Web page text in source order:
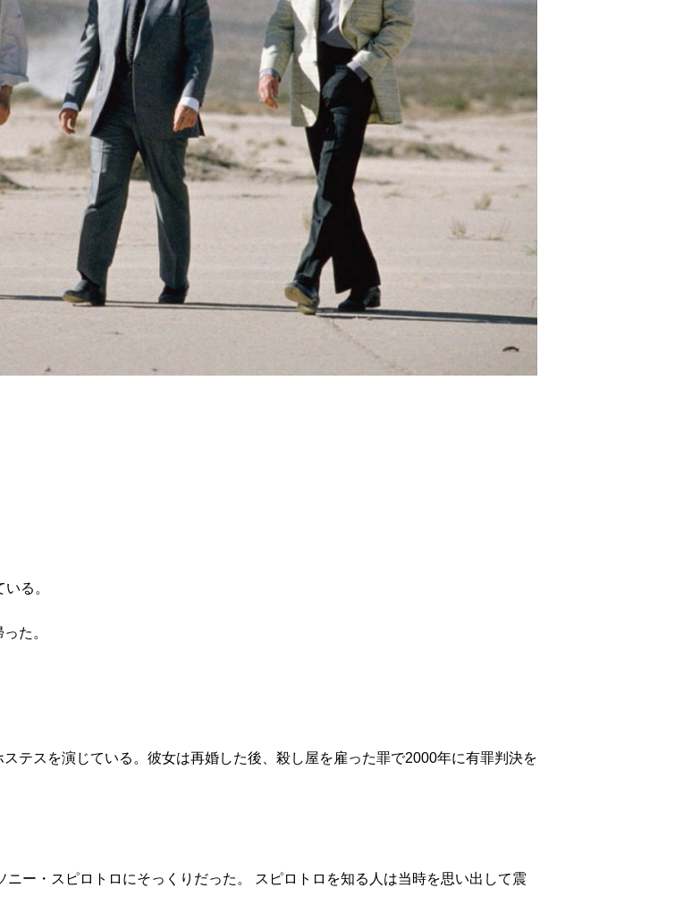
る。
た。
テスを演じている。彼女は再婚した後、殺し屋を雇った罪で2000年に有罪判決を
ニー・スピロトロにそっくりだった。 スピロトロを知る人は当時を思い出して震